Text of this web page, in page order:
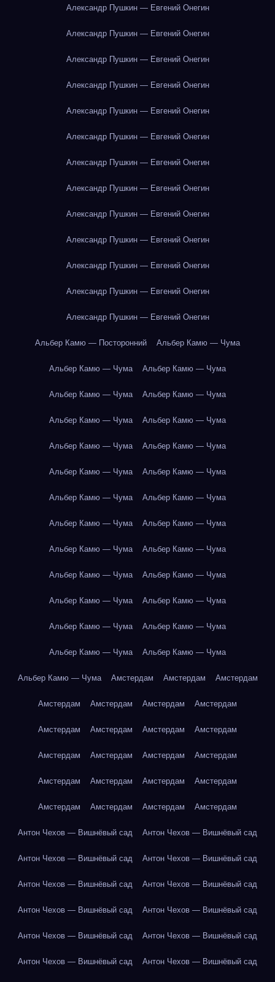
Александр Пушкин — Евгений Онегин
Александр Пушкин — Евгений Онегин
Александр Пушкин — Евгений Онегин
Александр Пушкин — Евгений Онегин
Александр Пушкин — Евгений Онегин
Александр Пушкин — Евгений Онегин
Александр Пушкин — Евгений Онегин
Александр Пушкин — Евгений Онегин
Александр Пушкин — Евгений Онегин
Александр Пушкин — Евгений Онегин
Александр Пушкин — Евгений Онегин
Александр Пушкин — Евгений Онегин
Александр Пушкин — Евгений Онегин
Альбер Камю — Посторонний Альбер Камю — Чума
Альбер Камю — Чума Альбер Камю — Чума
Альбер Камю — Чума Альбер Камю — Чума
Альбер Камю — Чума Альбер Камю — Чума
Альбер Камю — Чума Альбер Камю — Чума
Альбер Камю — Чума Альбер Камю — Чума
Альбер Камю — Чума Альбер Камю — Чума
Альбер Камю — Чума Альбер Камю — Чума
Альбер Камю — Чума Альбер Камю — Чума
Альбер Камю — Чума Альбер Камю — Чума
Альбер Камю — Чума Альбер Камю — Чума
Альбер Камю — Чума Альбер Камю — Чума
Альбер Камю — Чума Альбер Камю — Чума
Альбер Камю — Чума Амстердам Амстердам Амстердам
Амстердам Амстердам Амстердам Амстердам
Амстердам Амстердам Амстердам Амстердам
Амстердам Амстердам Амстердам Амстердам
Амстердам Амстердам Амстердам Амстердам
Амстердам Амстердам Амстердам Амстердам
Антон Чехов — Вишнёвый сад Антон Чехов — Вишнёвый сад
Антон Чехов — Вишнёвый сад Антон Чехов — Вишнёвый сад
Антон Чехов — Вишнёвый сад Антон Чехов — Вишнёвый сад
Антон Чехов — Вишнёвый сад Антон Чехов — Вишнёвый сад
Антон Чехов — Вишнёвый сад Антон Чехов — Вишнёвый сад
Антон Чехов — Вишнёвый сад Антон Чехов — Вишнёвый сад